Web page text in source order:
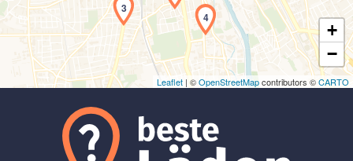
3
4
+
−
Leaflet | ©OpenStreetMapcontributors ©CARTO